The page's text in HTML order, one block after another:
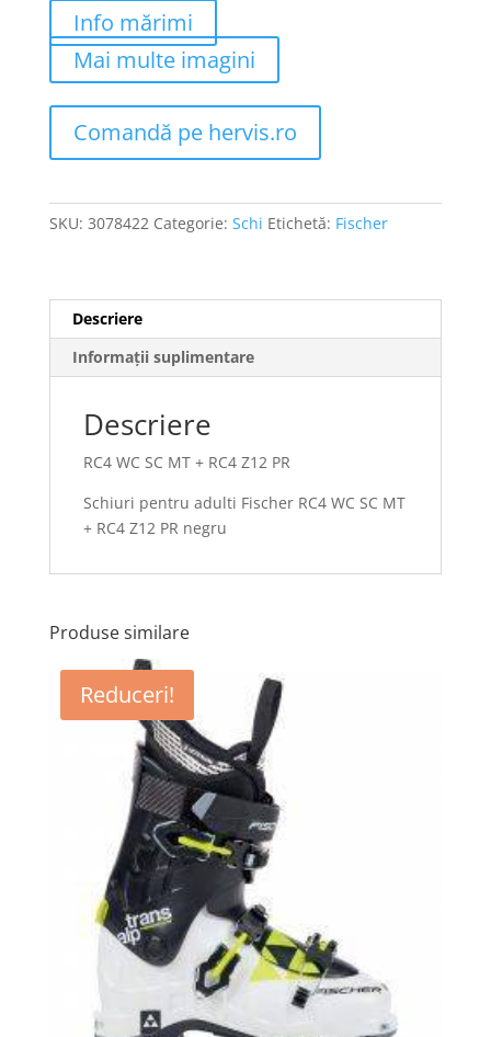
Info mărimi
Mai multe imagini
Comandă pe hervis.ro
SKU: 3078422 Categorie: Schi Etichetă: Fischer
Descriere
Informații suplimentare
Descriere
RC4 WC SC MT + RC4 Z12 PR
Schiuri pentru adulti Fischer RC4 WC SC MT
+ RC4 Z12 PR negru
Produse similare
Reduceri!